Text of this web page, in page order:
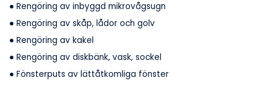
● Rengöring av inbyggd mikrovågsugn
● Rengöring av skåp, lådor och golv
● Rengöring av kakel
● Rengöring av diskbänk, vask, sockel
● Fönsterputs av lättåtkomliga fönster